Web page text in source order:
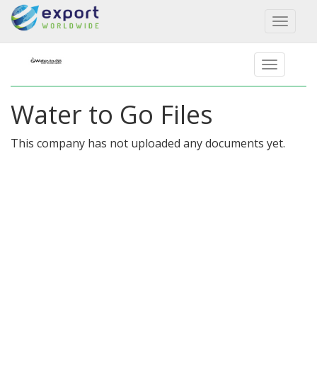
Toggle
Water to Go Files
This company has not uploaded any documents yet.